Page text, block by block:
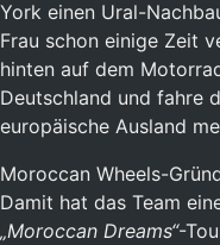
York einen Ural-
Frau schon einige Zeit
hinten auf dem
Deutschland und fahre
europäische Ausland
Moroccan Wheels-
Damit hat das Team
„Moroccan Dreams“-